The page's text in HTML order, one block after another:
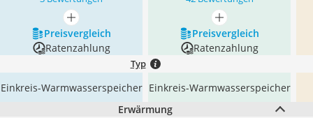
mehr anzeigen
mehr anzeigen
Preis­vergleich
Preis­vergleich
Ratenzahlung
Ratenzahlung
Typ
Einkreis-Warmwasserspeicher Einkreis-Warmwasserspeicher
Erwärmung